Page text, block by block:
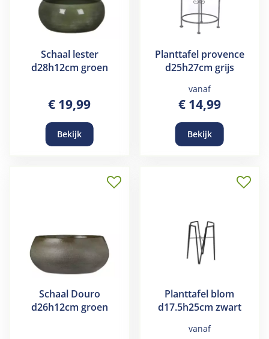
Schaal lester
d28h12cm groen
€ 19,99
Bekijk
Planttafel provence
d25h27cm grijs
vanaf
€ 14,99
Bekijk
Schaal Douro
d26h12cm groen
Planttafel blom
d17.5h25cm zwart
vanaf